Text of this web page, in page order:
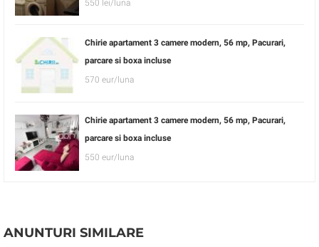
550 lei/luna
Chirie apartament 3 camere modern, 56 mp, Pacurari,
parcare si boxa incluse
570 eur/luna
Chirie apartament 3 camere modern, 56 mp, Pacurari,
parcare si boxa incluse
550 eur/luna
ANUNTURI SIMILARE